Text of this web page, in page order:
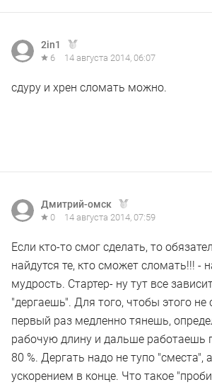
2in1
6 14 августа 2014, 06:07
сдуру и хрен сломать можно.
Дмитрий-омск
0 14 августа 2014, 07:59
Если кто-то смог сделать, то
найдутся те, кто сможет сломать!!! -
мудрость. Стартер- ну тут все
"дергаешь". Для того, чтобы этого не
первый раз медленно тянешь,
рабочую длину и дальше работаешь
80 %. Дергать надо не тупо "сместа",
ускорением в конце. Что такое